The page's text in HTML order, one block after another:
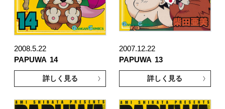
2008.5.22
PAPUWA 14
詳しく見る
2007.12.22
PAPUWA 13
詳しく見る